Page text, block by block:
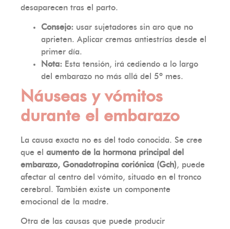
desaparecen tras el parto.
Consejo: usar sujetadores sin aro que no
aprieten. Aplicar cremas antiestrías desde el
primer día.
Nota: Esta tensión, irá cediendo a lo largo
del embarazo no más allá del 5º mes.
Náuseas y vómitos
durante el embarazo
La causa exacta no es del todo conocida. Se cree
que el aumento de la hormona principal del
embarazo, Gonadotropina coriónica (Gch), puede
afectar al centro del vómito, situado en el tronco
cerebral. También existe un componente
emocional de la madre.
Otra de las causas que puede producir